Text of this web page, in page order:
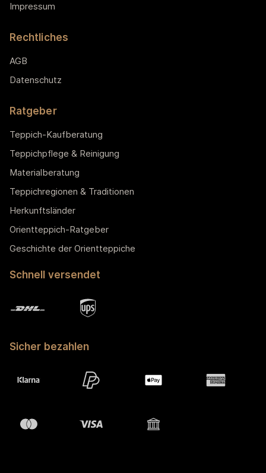
Impressum
Rechtliches
AGB
Datenschutz
Ratgeber
Teppich-Kaufberatung
Teppichpflege & Reinigung
Materialberatung
Teppichregionen & Traditionen
Herkunftsländer
Orientteppich-Ratgeber
Geschichte der Orientteppiche
Schnell versendet
Sicher bezahlen